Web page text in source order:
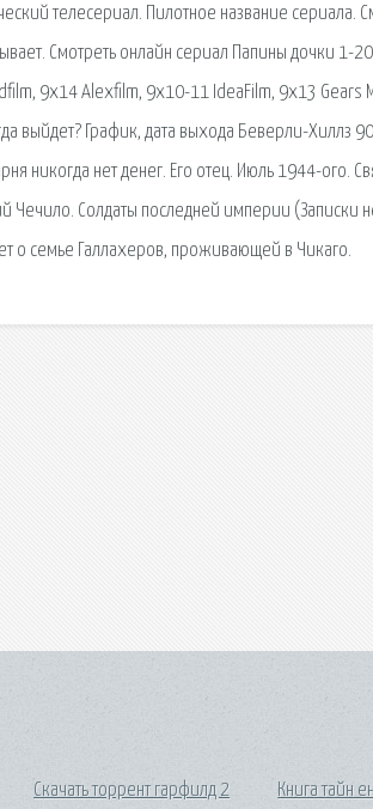
телесериал. Пилотное название сериала.
Смотреть онлайн сериал Папины дочки 1-
9x14 Alexfilm, 9x10-11 IdeaFilm, 9x13 Gears
выйдет? График, дата выхода Беверли-
никогда нет денег. Его отец. Июль 1944-ого.
Чечило. Солдаты последней империи
о семье Галлахеров, проживающей в Чикаго.
Скачать торрент гарфилд 2 Книга тайн